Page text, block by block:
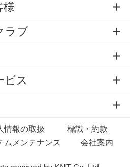
様
ラブ
ビス
情報の取扱
標識・約款
ムメンテナンス 会社案内